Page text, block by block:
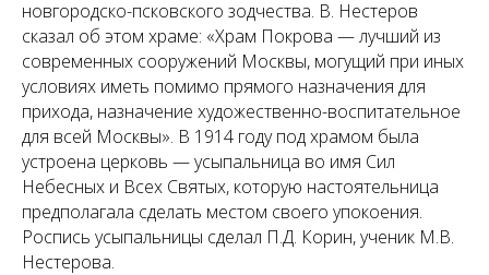
новгородско-псковского зодчества. В. Нестеров
сказал об этом храме: «Храм Покрова — лучший из
современных сооружений Москвы, могущий при иных
условиях иметь помимо прямого назначения для
прихода, назначение художественно-воспитательное
для всей Москвы». В 1914 году под храмом была
устроена церковь — усыпальница во имя Сил
Небесных и Всех Святых, которую настоятельница
предполагала сделать местом своего упокоения.
Роспись усыпальницы сделал П.Д. Корин, ученик М.В.
Нестерова.